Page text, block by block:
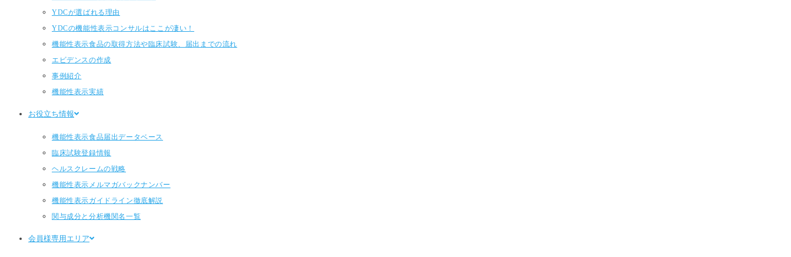
YDCが選ばれる理由
YDCの機能性表示コンサルはここが凄い！
機能性表示食品の取得方法や臨床試験、届出までの流れ
エビデンスの作成
事例紹介
機能性表示実績
お役立ち情報
機能性表示食品届出データベース
臨床試験登録情報
ヘルスクレームの戦略
機能性表示メルマガバックナンバー
機能性表示ガイドライン徹底解説
関与成分と分析機関名一覧
会員様専用エリア